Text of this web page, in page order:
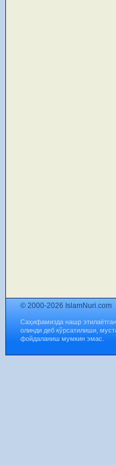
© 2000-2026 IslamNuri.com
Саҳифамизда нашр
олинди деб кўрсатилиши,
фойдаланиш мумкин эмас.